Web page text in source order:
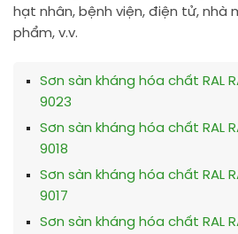
hạt nhân, bệnh viện, điện tử, nhà
phẩm, v.v.
Sơn sàn kháng hóa chất RAL
9023
Sơn sàn kháng hóa chất RAL
9018
Sơn sàn kháng hóa chất RAL
9017
Sơn sàn kháng hóa chất RAL